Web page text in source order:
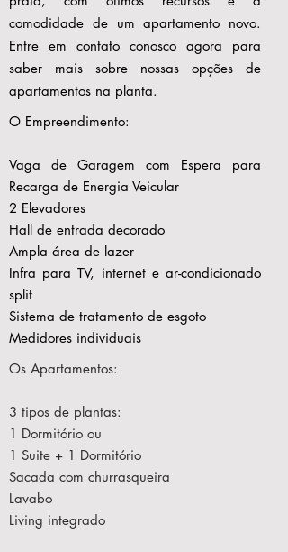
comodidade de um apartamento novo.
Entre em contato conosco agora para
saber mais sobre nossas opções de
apartamentos na planta.
O Empreendimento:
Vaga de Garagem com Espera para
Recarga de Energia Veicular
2 Elevadores
Hall de entrada decorado
Ampla área de lazer
Infra para TV, internet e ar-condicionado
split
Sistema de tratamento de esgoto
Medidores individuais
Os Apartamentos:
3 tipos de plantas:
1 Dormitório ou
1 Suite + 1 Dormitório
Sacada com churrasqueira
Lavabo
Living integrado